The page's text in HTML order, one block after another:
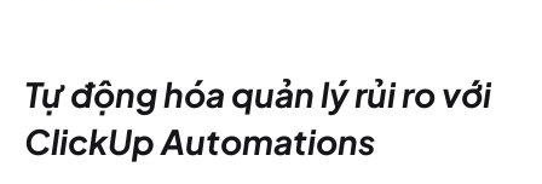
Tự động hóa quản lý rủi ro với
ClickUp Automations